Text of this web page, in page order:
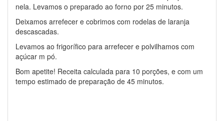
nela. Levamos o preparado ao forno por 25 minutos.
Deixamos arrefecer e cobrimos com rodelas de laranja
descascadas.
Levamos ao frigorífico para arrefecer e polvilhamos com
açúcar m pó.
Bom apetite! Receita calculada para 10 porções, e com um
tempo estimado de preparação de 45 minutos.